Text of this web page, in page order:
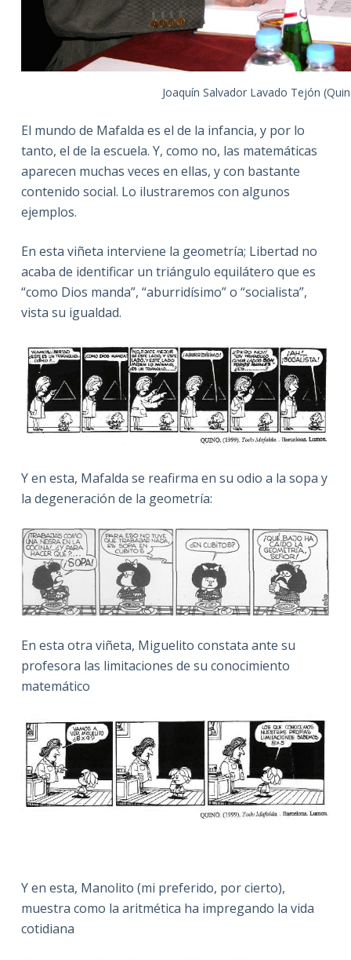
Joaquín Salvador Lavado Tejón
El mundo de Mafalda es el de la infancia, y por lo
tanto, el de la escuela. Y, como no, las matemáticas
aparecen muchas veces en ellas, y con bastante
contenido social. Lo ilustraremos con algunos
ejemplos.
En esta viñeta interviene la geometría; Libertad no
acaba de identificar un triángulo equilátero que es
“como Dios manda”, “aburridísimo” o “socialista”,
vista su igualdad.
Y en esta, Mafalda se reafirma en su odio a la sopa y
la degeneración de la geometría:
En esta otra viñeta, Miguelito constata ante su
profesora las limitaciones de su conocimiento
matemático
Y en esta, Manolito (mi preferido, por cierto),
muestra como la aritmética ha impregando la vida
cotidiana